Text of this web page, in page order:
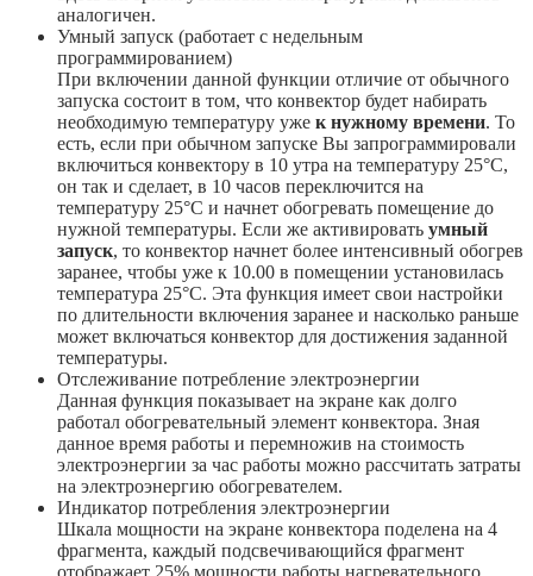
аналогичен.
Умный запуск (работает с недельным
программированием)
При включении данной функции отличие от обычного
запуска состоит в том, что конвектор будет набирать
необходимую температуру уже к нужному времени. То
есть, если при обычном запуске Вы запрограммировали
включиться конвектору в 10 утра на температуру 25°С,
он так и сделает, в 10 часов переключится на
температуру 25°С и начнет обогревать помещение до
нужной температуры. Если же активировать умный
запуск, то конвектор начнет более интенсивный обогрев
заранее, чтобы уже к 10.00 в помещении установилась
температура 25°С. Эта функция имеет свои настройки
по длительности включения заранее и насколько раньше
может включаться конвектор для достижения заданной
температуры.
Отслеживание потребление электроэнергии
Данная функция показывает на экране как долго
работал обогревательный элемент конвектора. Зная
данное время работы и перемножив на стоимость
электроэнергии за час работы можно рассчитать затраты
на электроэнергию обогревателем.
Индикатор потребления электроэнергии
Шкала мощности на экране конвектора поделена на 4
фрагмента, каждый подсвечивающийся фрагмент
отображает 25% мощности работы нагревательного